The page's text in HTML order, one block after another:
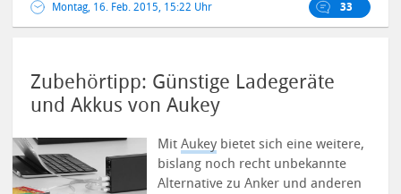
Montag, 16. Feb. 2015, 15:22 Uhr 33
Zubehörtipp: Günstige Ladegeräte
und Akkus von Aukey
MitAukey bietet sich eine weitere,
bislang noch recht unbekannte
Alternative zu Anker und anderen